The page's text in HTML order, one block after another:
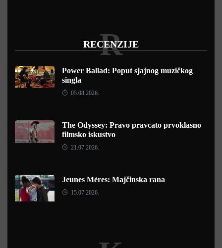
RECENZIJE
R
Power Ballad: Poput sjajnog muzičkog
singla
05.08.2026.
The Odyssey: Pravo pravcato prvoklasno
filmsko iskustvo
21.07.2026.
Jeunes Mères: Majčinska rana
15.07.2026.